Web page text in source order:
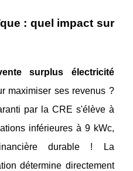
: quel impact sur
surplus électricité
maximiser ses revenus ?
par la CRE s'élève à
inférieures à 9 kWc,
durable ! La
détermine directement